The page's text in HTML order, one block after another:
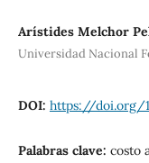
Arístides Melchor
Universidad Nacional
DOI: https://doi.org/
Palabras clave: costo